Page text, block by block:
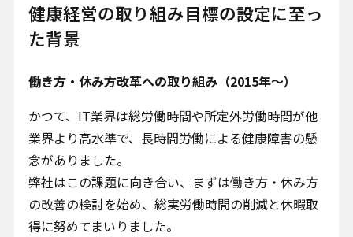
健康経営の取り組み目標の設定に至っ
た背景
働き方・休み方改革への取り組み（2015年～）
かつて、IT業界は総労働時間や所定外労働時間が他
業界より高水準で、長時間労働による健康障害の懸
念がありました。
弊社はこの課題に向き合い、まずは働き方・休み方
の改善の検討を始め、総実労働時間の削減と休暇取
得に努めてまいりました。